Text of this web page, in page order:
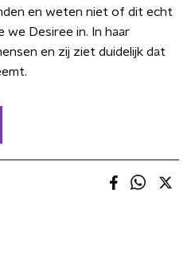
en weten niet of dit echt
we Desiree in. In haar
en zij ziet duidelijk dat